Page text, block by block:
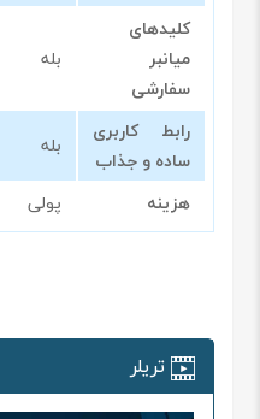
کلیدهای
میانبر
سفارشی
بله
رابط کاربری
ساده و جذاب
بله
هزینه
پولی
تریلر